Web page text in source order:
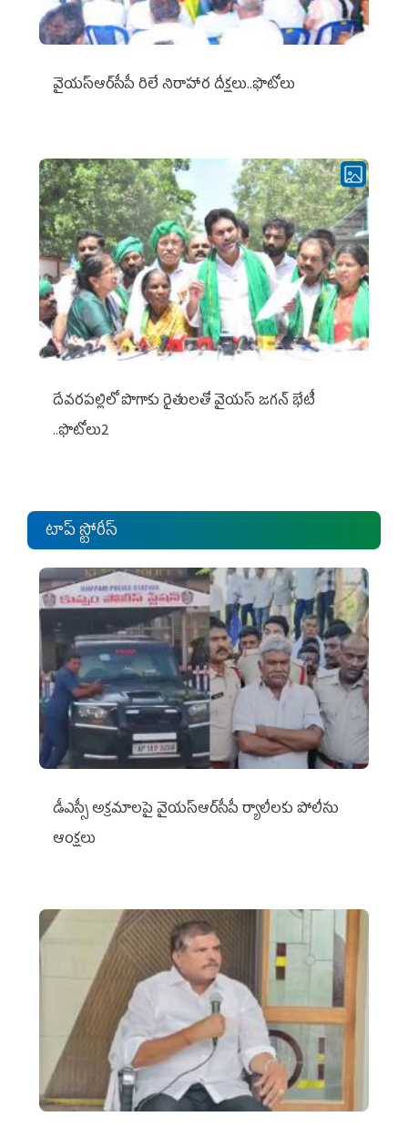
వైయ‌స్ఆర్‌సీపీ రిలే నిరాహార దీక్షలు..ఫొటోలు
దేవరపల్లిలో పొగాకు రైతులతో వైయస్ జగన్ భేటీ
..ఫొటోలు2
టాప్ స్టోరీస్
డీఎస్సీ అక్రమాలపై వైయ‌స్ఆర్‌సీపీ ర్యాలీలకు పోలీసు
ఆంక్షలు